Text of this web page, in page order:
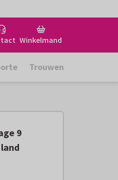
Winkelmand
Trouwen
9